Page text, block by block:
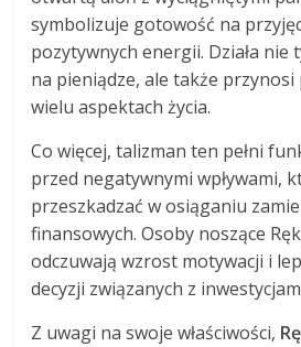
symbolizuje gotowość na
pozytywnych energii. Działa nie
na pieniądze, ale także
wielu aspektach życia.
Co więcej, talizman ten pełni
przed negatywnymi wpływami,
przeszkadzać w osiąganiu
finansowych. Osoby noszące
odczuwają wzrost motywacji i
decyzji związanych z
Z uwagi na swoje właściwości,